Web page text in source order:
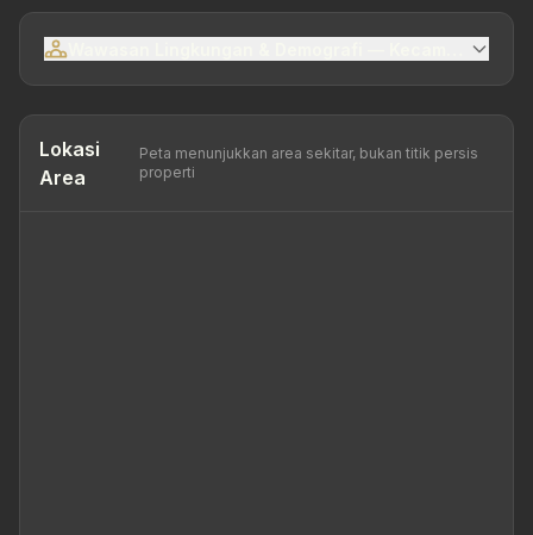
Wawasan Lingkungan & Demografi — Kecamatan
Lokasi
Area
Peta menunjukkan area sekitar, bukan titik persis
properti